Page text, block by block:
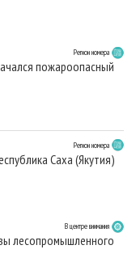
Регион номера
пожароопасный
Регион номера
Саха (Якутия)
В центре внимания
лесопромышленного